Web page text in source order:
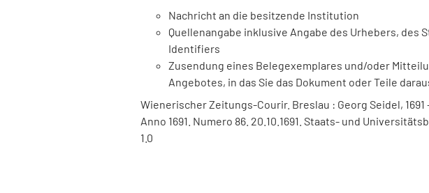
Nachricht an die besitzende Institution
Quellenangabe inklusive Angabe des Urhebers, des
Identifiers
Zusendung eines Belegexemplares und/oder
Angebotes, in das Sie das Dokument oder Teile
Wienerischer Zeitungs-Courir. Breslau : Georg Seidel, 1691
Anno 1691. Numero 86. 20.10.1691. Staats- und
1.0